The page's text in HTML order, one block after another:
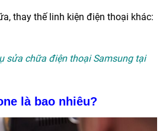
thay thế linh kiện điện thoại khác:
sửa chữa điện thoại Samsung tại
là bao nhiêu?